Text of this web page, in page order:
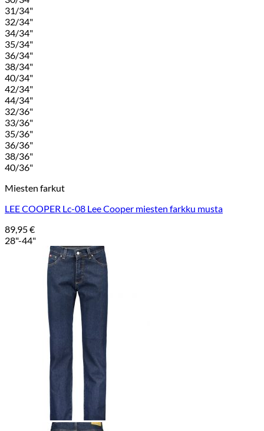
31/34"
32/34"
34/34"
35/34"
36/34"
38/34"
40/34"
42/34"
44/34"
32/36"
33/36"
35/36"
36/36"
38/36"
40/36"
Miesten farkut
LEE COOPER Lc-08 Lee Cooper miesten farkku musta
89,95€
28"-44"